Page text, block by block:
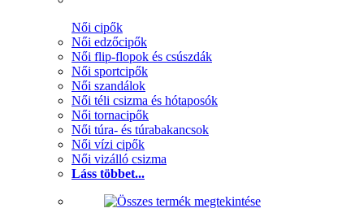
Női cipők
Női edzőcipők
Női flip-flopok és csúszdák
Női sportcipők
Női szandálok
Női téli csizma és hótaposók
Női tornacipők
Női túra- és túrabakancsok
Női vízi cipők
Női vizálló csizma
Láss többet...